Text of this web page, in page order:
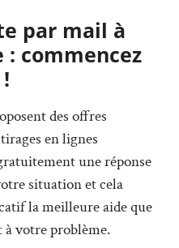
par mail à
commencez
des offres
en lignes
une réponse
situation et cela
la meilleure aide que
à votre problème.